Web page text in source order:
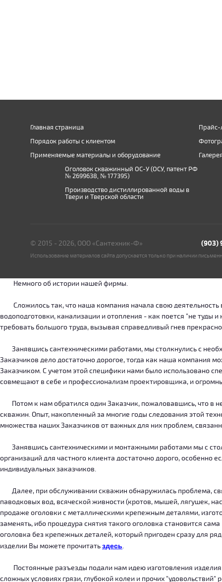
Главная страница
Порядок работы с клиентом
Применяемые материалы и оборудование
Прайс-
Оголовок скважинный ОС-У (ОСУ, патент РФ
№ 2699638, № 177395)
Производство дистиллированной воды в
Твери и Тверской области
© 2015 - 2026, ООО «Сантехник-Ф» (903)
Использование материалов сайта допускается только при наличии
Немного об истории нашей фирмы.
Сложилось так, что наша компания начала свою деятельность
водоподготовки, канализации и отопления - как поется "не
требовать большого труда, вызывая справедливый гнев
Занявшись сантехническими работами, мы столкнулись с
Заказчиков дело достаточно дорогое, тогда как наша компания
Заказчиком. С учетом этой специфики нами было использовано
совмещают в себе и профессионализм проектировщика, и
Потом к нам обратился один Заказчик, пожаловавшись, что в
скважин. Опыт, накопленный за многие годы следования этой
множества наших Заказчиков от важных для них проблем,
Занявшись сантехническими и монтажными работами мы с
организаций для частного клиента достаточно дорого, особенно
индивидуальных заказчиков.
Далее, при обслуживании скважин обнаружилась проблема,
паводковых вод, всяческой живности (кротов, мышей, лягушек,
продаже оголовки с металлическими крепежным деталями,
заменять, ибо процедура снятия такого оголовка становится
оголовка без крепежных деталей, который пригоден сразу для
изделии Вы можете прочитатьздесь.
Постоянные разъезды подали нам идею изготовления
сложных условиях грязи, глубокой колеи и прочих